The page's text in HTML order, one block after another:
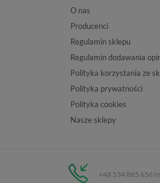
O nas
Producenci
Regulamin sklepu
Regulamin dodawania
Polityka korzystania ze
Polityka prywatności
Polityka cookies
Nasze sklepy
+48 534 865 656